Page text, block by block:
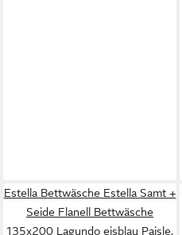
Estella Bettwäsche Estella Samt +
Seide Flanell Bettwäsche
135x200 Lagundo eisblau Paisle,